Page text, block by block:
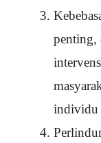
penting,
individu